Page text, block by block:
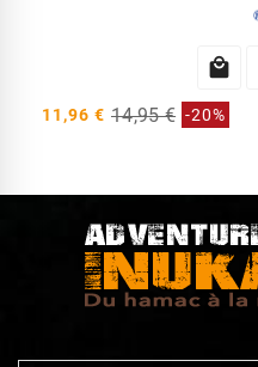

11,96 € 14,95 € -20%